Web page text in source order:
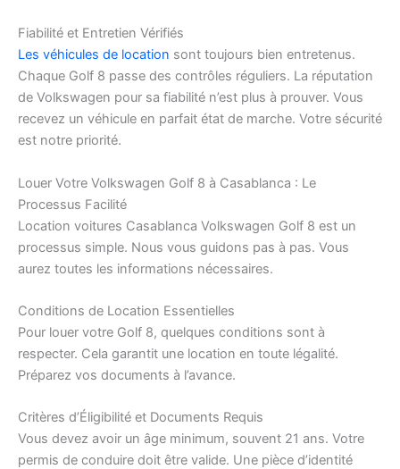
Fiabilité et Entretien Vérifiés
Les véhicules de location sont toujours bien entretenus.
Chaque Golf 8 passe des contrôles réguliers. La réputation
de Volkswagen pour sa fiabilité n’est plus à prouver. Vous
recevez un véhicule en parfait état de marche. Votre sécurité
est notre priorité.
Louer Votre Volkswagen Golf 8 à Casablanca : Le
Processus Facilité
Location voitures Casablanca Volkswagen Golf 8 est un
processus simple. Nous vous guidons pas à pas. Vous
aurez toutes les informations nécessaires.
Conditions de Location Essentielles
Pour louer votre Golf 8, quelques conditions sont à
respecter. Cela garantit une location en toute légalité.
Préparez vos documents à l’avance.
Critères d’Éligibilité et Documents Requis
Vous devez avoir un âge minimum, souvent 21 ans. Votre
permis de conduire doit être valide. Une pièce d’identité